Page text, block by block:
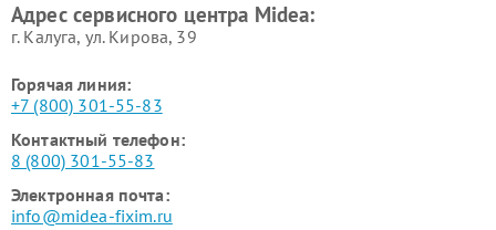
Midea
Адрес сервисного центра Midea:
г. Калуга, ул. Кирова, 39
Горячая линия:
+7 (800) 301-55-83
Контактный телефон:
8 (800) 301-55-83
Электронная почта:
info@midea-fixim.ru